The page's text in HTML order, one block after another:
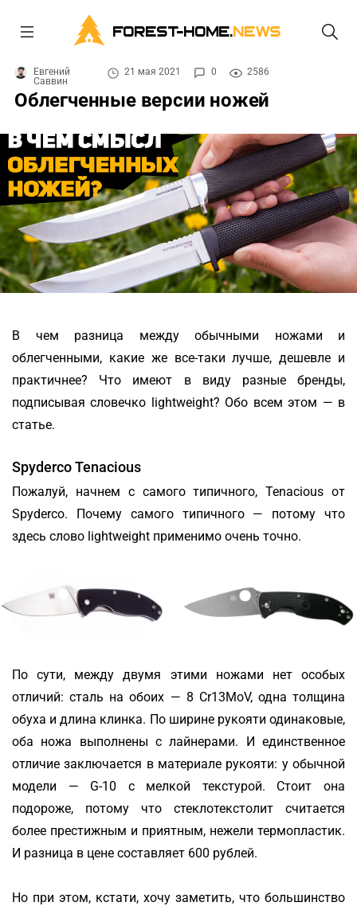
FOREST-HOME.NEWS
Евгений
Саввин
21 мая 2021 0 2586
Облегченные версии ножей
В чем разница между обычными ножами и
облегченными, какие же все-таки лучше, дешевле и
практичнее? Что имеют в виду разные бренды,
подписывая словечко lightweight? Обо всем этом — в
статье.
Spyderco Tenacious
Пожалуй, начнем с самого типичного, Tenacious от
Spyderco. Почему самого типичного — потому что
здесь слово lightweight применимо очень точно.
По сути, между двумя этими ножами нет особых
отличий: сталь на обоих — 8 Cr13MoV, одна толщина
обуха и длина клинка. По ширине рукояти одинаковые,
оба ножа выполнены с лайнерами. И единственное
отличие заключается в материале рукояти: у обычной
модели — G-10 с мелкой текстурой. Стоит она
подороже, потому что стеклотекстолит считается
более престижным и приятным, нежели термопластик.
И разница в цене составляет 600 рублей.
Но при этом, кстати, хочу заметить, что большинство